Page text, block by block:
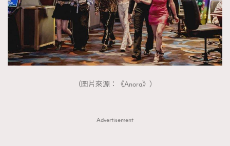
（圖片來源：《Anora》）
Advertisement